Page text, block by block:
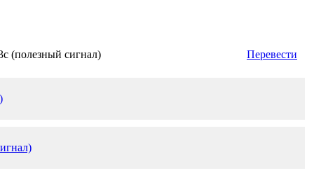
(полезный сигнал) Перевести